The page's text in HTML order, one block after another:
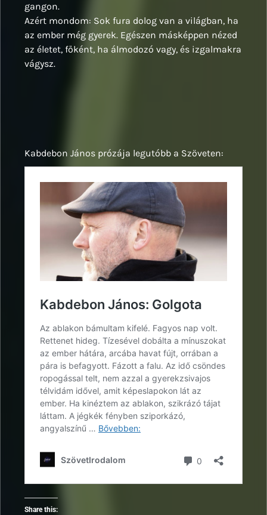
gangon.
Azért mondom: Sok fura dolog van a világban, ha
az ember még gyerek. Egészen másképpen nézed
az életet, főként, ha álmodozó vagy, és izgalmakra
vágysz.
Kabdebon János prózája legutóbb a Szöveten:
Share this: